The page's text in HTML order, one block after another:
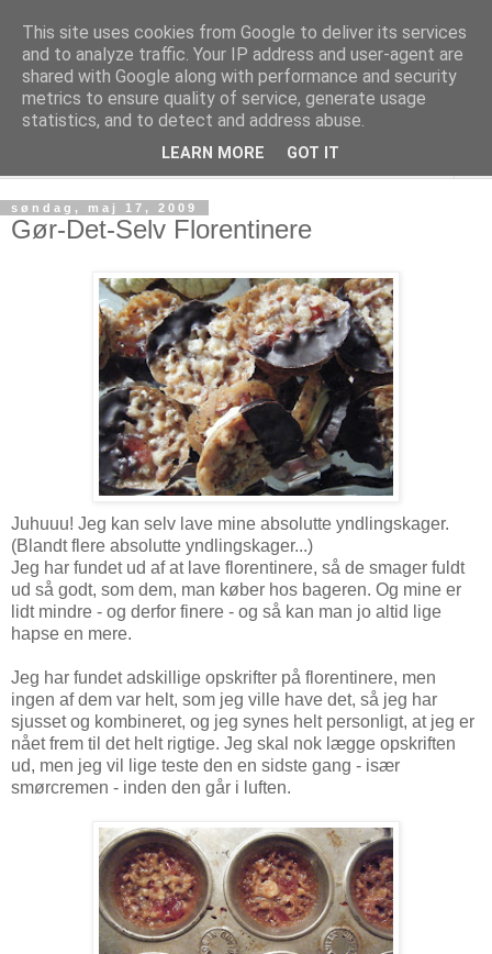
Kage! Kage! Kage!
Kage, kultur og tanker
søndag, maj 17, 2009
Gør-Det-Selv Florentinere
Juhuuu! Jeg kan selv lave mine absolutte yndlingskager.
(Blandt flere absolutte yndlingskager...)
Jeg har fundet ud af at lave florentinere, så de smager fuldt
ud så godt, som dem, man køber hos bageren. Og mine er
lidt mindre - og derfor finere - og så kan man jo altid lige
hapse en mere.
Jeg har fundet adskillige opskrifter på florentinere, men
ingen af dem var helt, som jeg ville have det, så jeg har
sjusset og kombineret, og jeg synes helt personligt, at jeg er
nået frem til det helt rigtige. Jeg skal nok lægge opskriften
ud, men jeg vil lige teste den en sidste gang - især
smørcremen - inden den går i luften.
This site uses cookies from Google to deliver its services
and to analyze traffic. Your IP address and user-agent are
shared with Google along with performance and security
metrics to ensure quality of service, generate usage
statistics, and to detect and address abuse.
LEARN MORE GOT IT